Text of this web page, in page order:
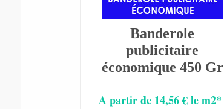
Banderole
publicitaire
économique 450 Gr
A partir de 14,56 € le m2*